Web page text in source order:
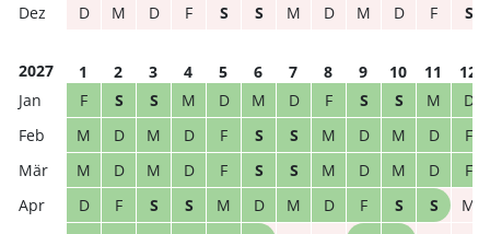
D
M D F S S M D M D F S
2027 1 2 3 4 5 6 7 8 9 10 11
12
F
S S M D M D F S S M
D
M
D M D F S S M D M D
F
M
D M D F S S M D M D
F
D
F S S M D M D F S S
M